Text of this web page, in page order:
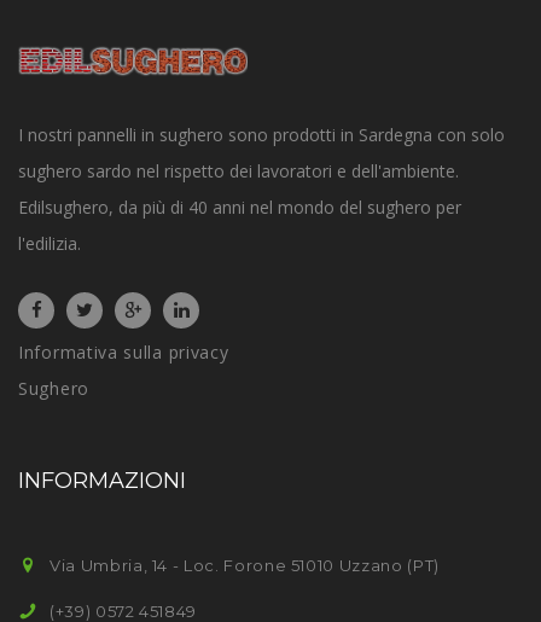
I nostri pannelli in sughero sono prodotti in Sardegna con solo
sughero sardo nel rispetto dei lavoratori e dell'ambiente.
Edilsughero, da più di 40 anni nel mondo del sughero per
l'edilizia.
Informativa sulla privacy
Sughero
INFORMAZIONI
Via Umbria, 14 - Loc. Forone 51010 Uzzano (PT)
(+39) 0572 451849